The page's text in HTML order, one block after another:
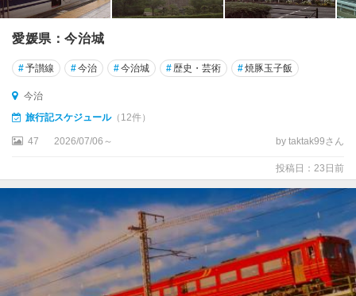
愛媛県：今治城
#予讃線 #今治 #今治城 #歴史・芸術 #焼豚玉子飯
今治
旅行記スケジュール（12件）
47 2026/07/06～ by taktak99さん
投稿日：23日前